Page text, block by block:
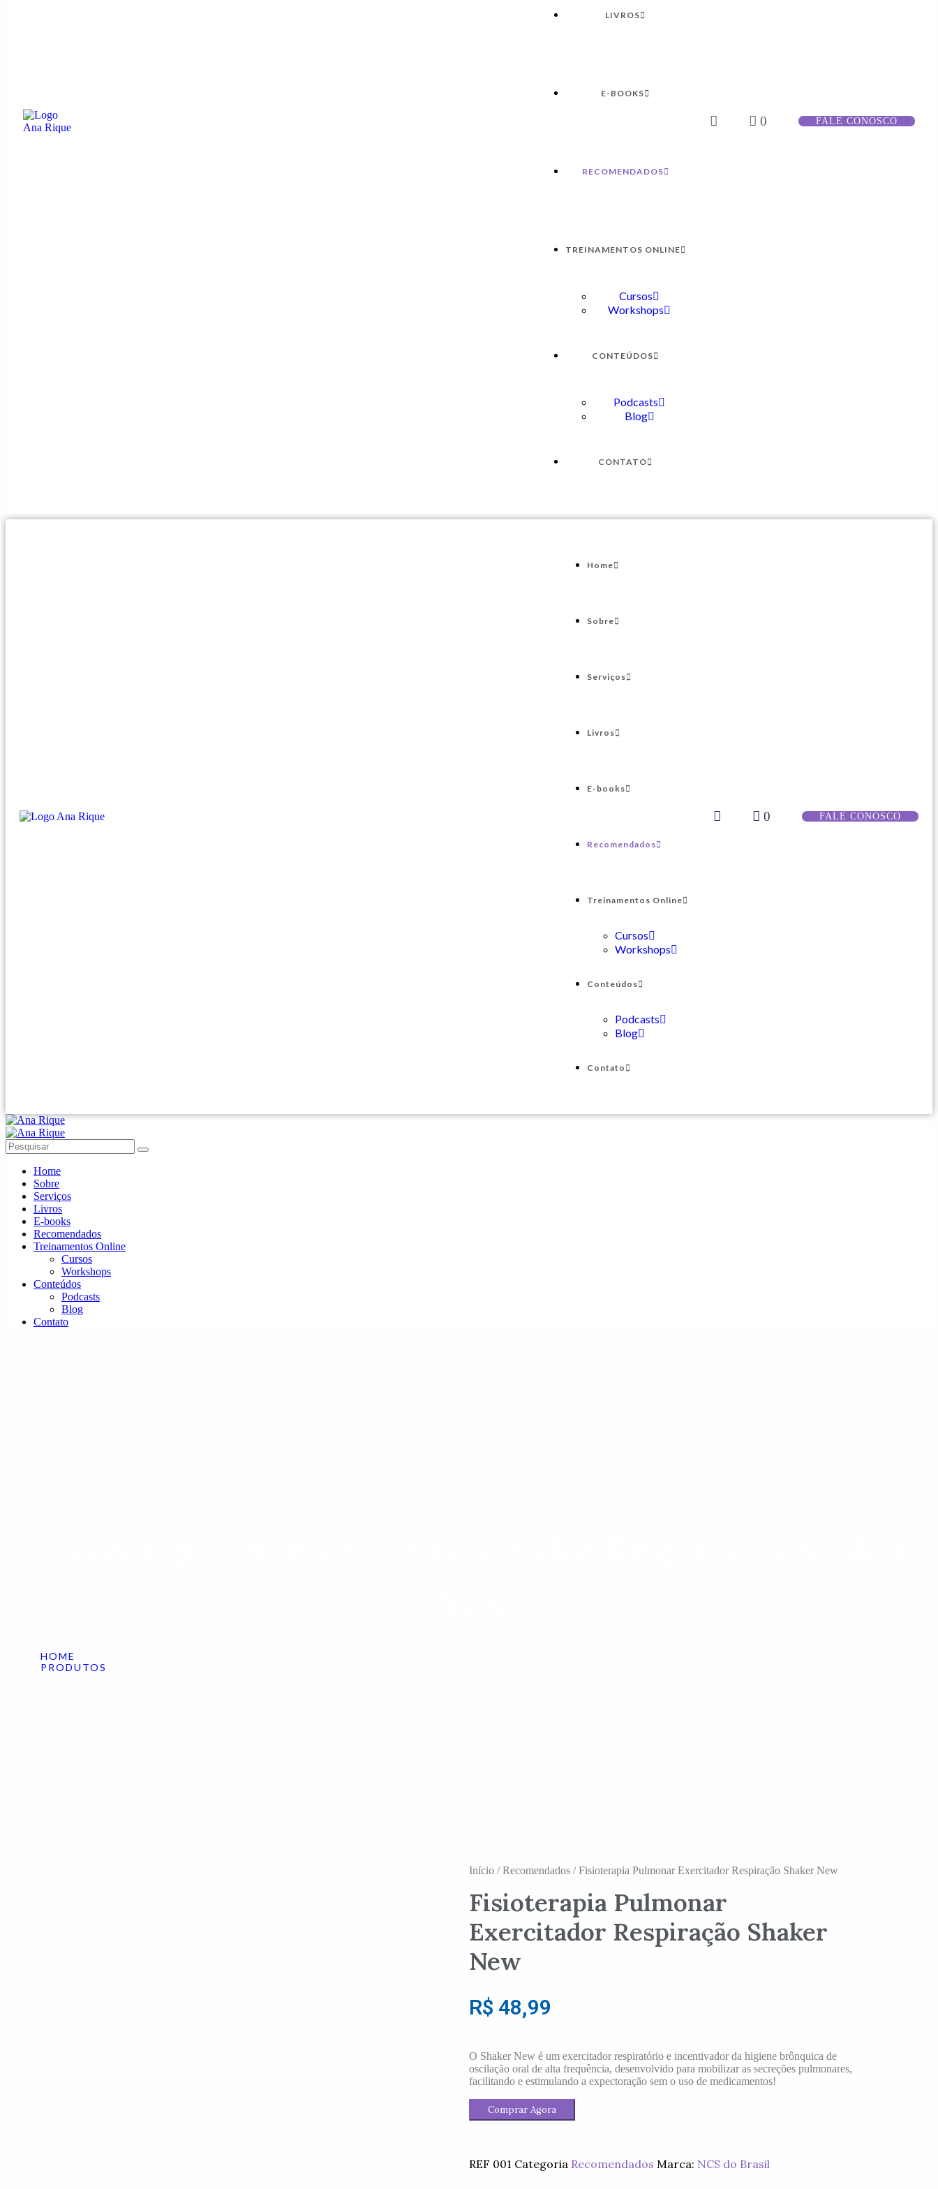
LIVROS
E-BOOKS
RECOMENDADOS
TREINAMENTOS ONLINE
Cursos
Workshops
CONTEÚDOS
Podcasts
Blog
CONTATO
0 FALE CONOSCO
Home
Sobre
Serviços
Livros
E-books
Recomendados
Treinamentos Online
Cursos
Workshops
Conteúdos
Podcasts
Blog
Contato
0 FALE CONOSCO
Home
Sobre
Serviços
Livros
E-books
Recomendados
Treinamentos Online
Cursos
Workshops
Conteúdos
Podcasts
Blog
Contato
HOME
PRODUTOS
Início /Recomendados / Fisioterapia Pulmonar Exercitador Respiração Shaker New
Fisioterapia Pulmonar
Exercitador Respiração Shaker
New
R$ 48,99
O Shaker New é um exercitador respiratório e incentivador da higiene brônquica de
oscilação oral de alta frequência, desenvolvido para mobilizar as secreções pulmonares,
facilitando e estimulando a expectoração sem o uso de medicamentos!
Comprar Agora
REF 001 Categoria Recomendados Marca: NCS do Brasil